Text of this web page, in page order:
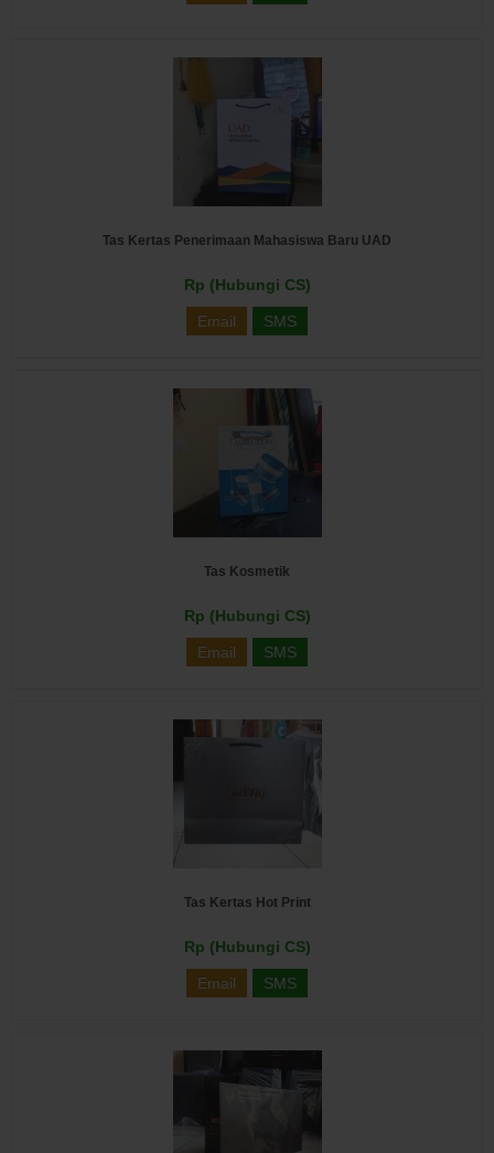
Tas Kertas Penerimaan Mahasiswa Baru UAD
Rp (Hubungi CS)
Email SMS
Tas Kosmetik
Rp (Hubungi CS)
Email SMS
Tas Kertas Hot Print
Rp (Hubungi CS)
Email SMS